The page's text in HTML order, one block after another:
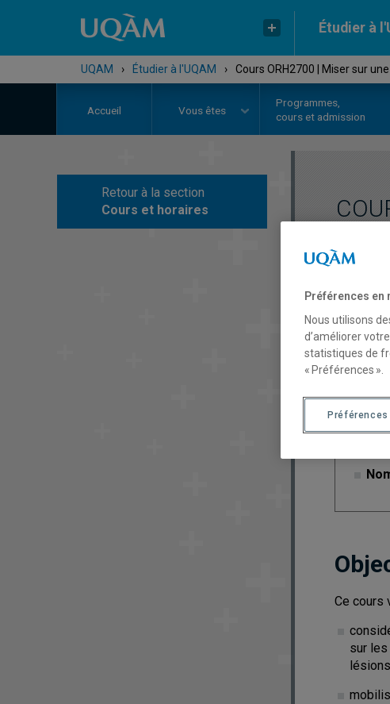
Étudier à
UQAM › Étudier à l'UQAM › Cours ORH2700 | Miser sur
Accueil Vous êtes
Programmes,
cours et admission
Retour à la section
Cours et horaires
Ce cours
sur
Préférences en
Nous utilisons
d’améliorer
statistiques de
« Préférences ».
Préférences